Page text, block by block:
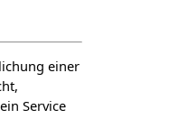
einer
Service